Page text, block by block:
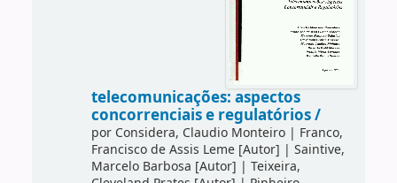
telecomunicações: aspectos
concorrenciais e regulatórios /
por Considera, Claudio Monteiro| Franco,
Francisco de Assis Leme[Autor] | Saintive,
Marcelo Barbosa [Autor] | Teixeira,